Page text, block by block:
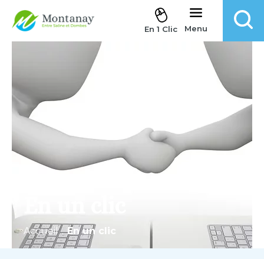
Aller au contenu
En 1 Clic Menu
Accueil . En un clic